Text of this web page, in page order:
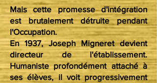
Mais cette promesse d'intégration
est brutalement détruite pendant
l'Occupation.
En 1937, Joseph Migneret devient
directeur de l'établissement.
Humaniste profondément attaché à
ses élèves, il voit progressivement